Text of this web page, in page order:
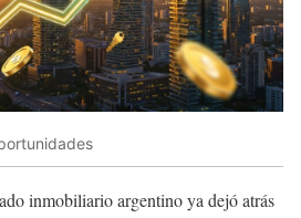
inmobiliario argentino ya dejó atrás